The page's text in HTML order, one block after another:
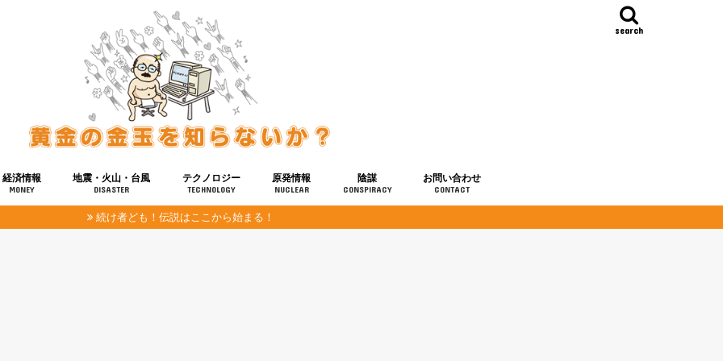
search
経済情報
MONEY
地震・火山・台風
DISASTER
テクノロジー
TECHNOLOGY
健康
宇宙
原発情報
NUCLEAR
陰謀
CONSPIRACY
お問い合わせ
CONTACT
続け者ども！伝説はここから始まる！